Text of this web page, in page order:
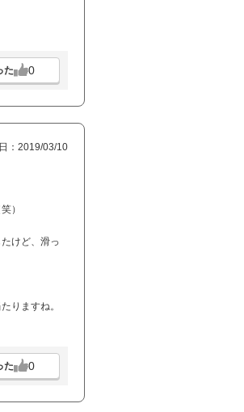
た 0
：2019/03/10
）
けど、滑っ
りますね。
た 0